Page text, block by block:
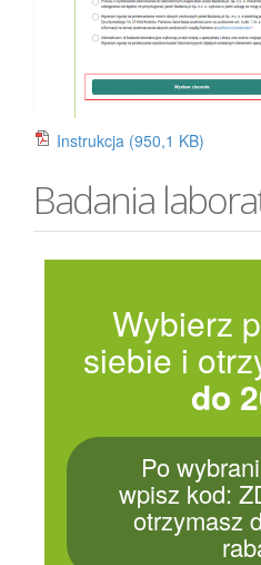
Instrukcja (950,1 KB)
Badania
Wybierz
siebie i
do
Po
wpisz kod:
otrzymasz